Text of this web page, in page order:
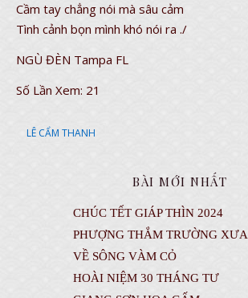
Cầm tay chẳng nói mà sâu cảm
Tình cảnh bọn mình khó nói ra ./
NGÙ ĐÈN Tampa FL
Số Lần Xem: 21
LÊ CẨM THANH
BÀI MỚI NHẤT
CHÚC TẾT GIÁP THÌN 2024
PHƯỢNG THẮM TRƯỜNG XƯA
VỀ SÔNG VÀM CỎ
HOÀI NIỆM 30 THÁNG TƯ